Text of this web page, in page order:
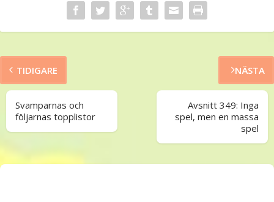
TIDIGARE
Svamparnas och
följarnas topplistor
NÄSTA
Avsnitt 349: Inga
spel, men en massa
spel